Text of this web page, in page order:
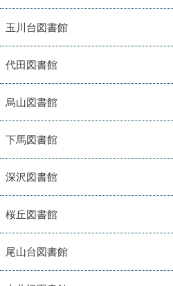
玉川台図書館
代田図書館
烏山図書館
下馬図書館
深沢図書館
桜丘図書館
尾山台図書館